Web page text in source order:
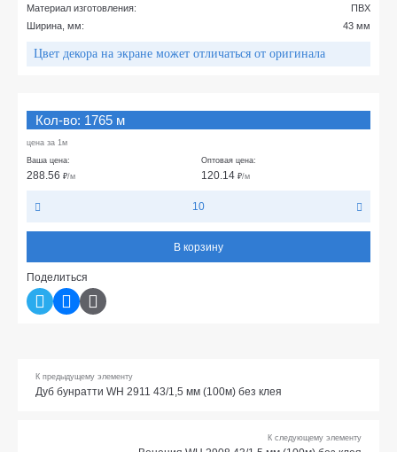
Материал изготовления:
ПВХ
Ширина, мм:
43 мм
Цвет декора на экране может отличаться от оригинала
Кол-во: 1765 м
цена за 1м
Ваша цена:
288.56 ₽/м
Оптовая цена:
120.14 ₽/м
10
В корзину
Поделиться
К предыдущему элементу
Дуб бунратти WH 2911 43/1,5 мм (100м) без клея
К следующему элементу